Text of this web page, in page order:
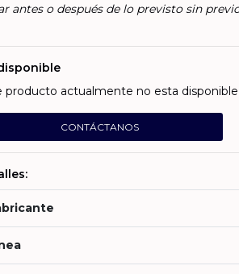
antes o después de lo previsto sin
producto actualmente no esta
CONTÁCTANOS